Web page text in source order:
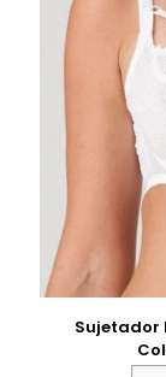
Sujetador